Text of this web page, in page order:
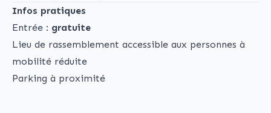
Infos pratiques
Entrée : gratuite
Lieu de rassemblement accessible aux personnes à
mobilité réduite
Parking à proximité